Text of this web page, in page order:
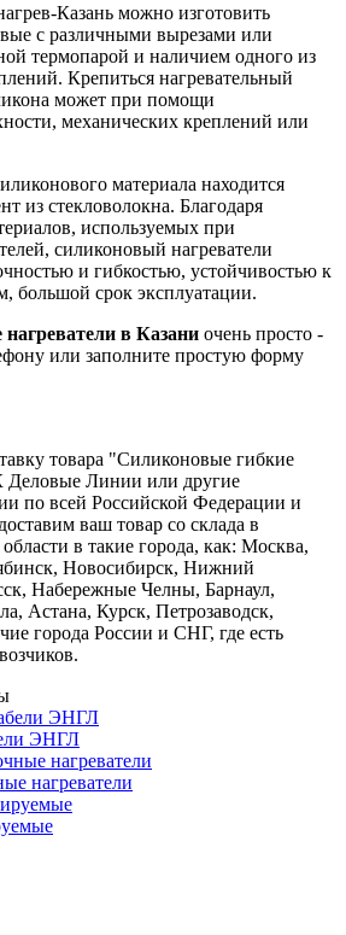
Казань можно изготовить
с различными вырезами или
термопарой и наличием одного из
Крепиться нагревательный
может при помощи
механических креплений или
материала находится
из стекловолокна. Благодаря
используемых при
силиконовый нагреватели
и гибкостью, устойчивостью к
большой срок эксплуатации.
в Казани очень просто -
или заполните простую форму
товара "Силиконовые гибкие
Деловые Линии или другие
по всей Российской Федерации и
ваш товар со склада в
в такие города, как: Москва,
Новосибирск, Нижний
Набережные Челны, Барнаул,
Астана, Курск, Петрозаводск,
города России и СНГ, где есть
ЭНГЛ
нагреватели